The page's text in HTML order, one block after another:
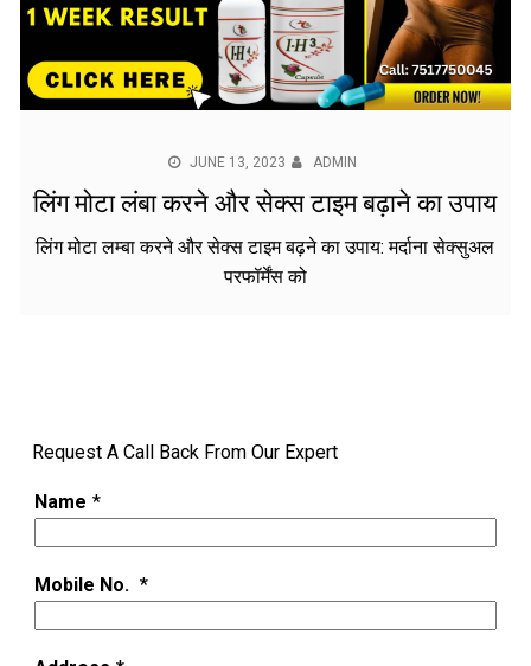
JUNE 13, 2023 ADMIN
लिंग मोटा लंबा करने और सेक्स टाइम बढ़ाने का उपाय
लिंग मोटा लम्बा करने और सेक्स टाइम बढ़ने का उपाय: मर्दाना सेक्सुअल
परफॉर्मेंस को
Request A Call Back From Our Expert
Name *
Mobile No. *